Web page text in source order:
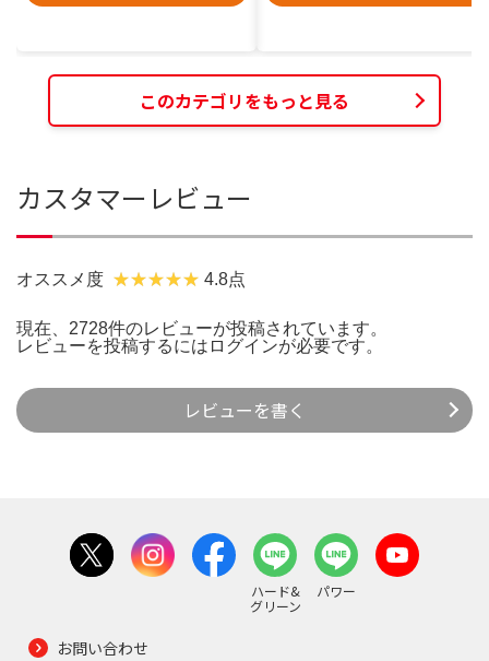
このカテゴリをもっと見る
カスタマーレビュー
オススメ度 4.8点
現在、2728件のレビューが投稿されています。
レビューを投稿するには ログインが必要です。
レビューを書く
ハード&
グリーン
パワー
お問い合わせ